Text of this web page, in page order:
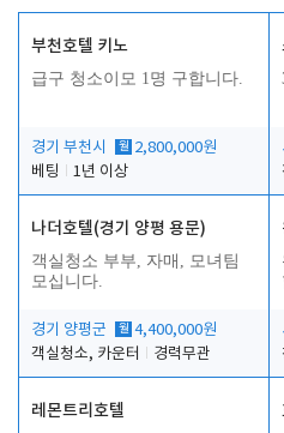
부천호텔 키노
급구 청소이모 1명 구합니다.
경기 부천시 월 2,800,000원
베팅
1년 이상
나더호텔(경기 양평 용문)
객실청소 부부, 자매, 모녀팀
모십니다.
경기 양평군 월 4,400,000원
객실청소, 카운터
경력무관
레몬트리호텔